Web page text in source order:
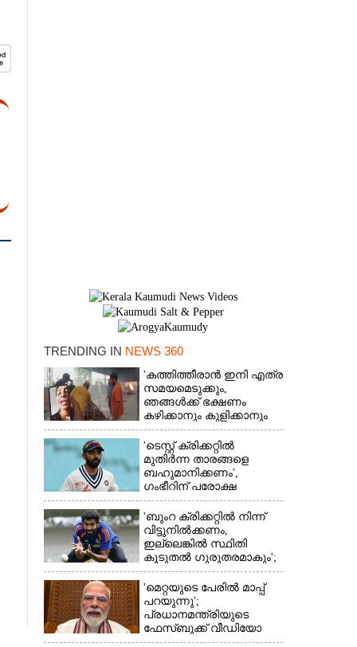
TRENDING IN NEWS 360
'കത്തിത്തീരാൻ ഇനി എത്ര
സമയമെടുക്കും,
ഞങ്ങൾക്ക് ഭക്ഷണം
കഴിക്കാനും കുളിക്കാനും
ഉള്ളതാണ്': അച്ഛന്റെ
സംസ്കാരചടങ്ങിനിടെ
മക്കൾ
'ടെസ്റ്റ് ക്രിക്കറ്റിൽ
മുതിർന്ന താരങ്ങളെ
ബഹുമാനിക്കണം',
ഗംഭീറിന് പരോക്ഷ
മുന്നറിയിപ്പുമായി രഹാനെ
'ബുംറ ക്രിക്കറ്റിൽ നിന്ന്
വിട്ടുനിൽക്കണം,
ഇല്ലെങ്കിൽ സ്ഥിതി
കൂടുതൽ ഗുരുതരമാകും';
മുന്നറിയിപ്പുമായി മുൻ
താരം
'മെറ്റയുടെ പേരിൽ മാപ്പ്
പറയുന്നു';
പ്രധാനമന്ത്രിയുടെ
ഫേസ്‌ബുക്ക് വീഡിയോ
നീക്കം ചെയ്തതിൽ
×